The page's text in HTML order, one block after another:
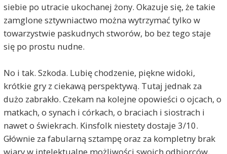
siebie po utracie ukochanej żony. Okazuje się, że takie
zamglone sztywniactwo można wytrzymać tylko w
towarzystwie paskudnych stworów, bo bez tego staje
się po prostu nudne.
No i tak. Szkoda. Lubię chodzenie, piękne widoki,
krótkie gry z ciekawą perspektywą. Tutaj jednak za
dużo zabrakło. Czekam na kolejne opowieści o ojcach, o
matkach, o synach i córkach, o braciach i siostrach i
nawet o świekrach. Kinsfolk niestety dostaje 3/10.
Głównie za fabularną sztampę oraz za kompletny brak
wiary w intelektualne możliwości swoich odbiorców.